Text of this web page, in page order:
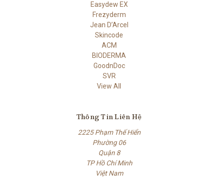
Easydew EX
Frezyderm
Jean D’Arcel
Skincode
ACM
BIODERMA
GoodnDoc
SVR
View All
Thông Tin Liên Hệ
2225 Phạm Thế Hiển
Phường 06
Quận 8
TP Hồ Chí Minh
Việt Nam